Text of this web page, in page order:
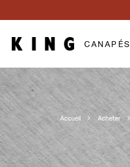
CANAPÉS
Accueil Acheter